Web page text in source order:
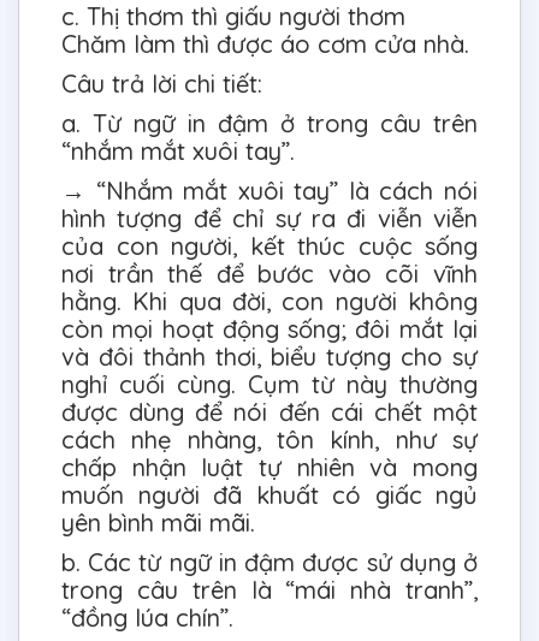
c. Thị thơm thì giấu người thơm
Chăm làm thì được áo cơm cửa nhà.
Câu trả lời chi tiết:
a. Từ ngữ in đậm ở trong câu trên
“nhắm mắt xuôi tay”.
→ “Nhắm mắt xuôi tay” là cách nói
hình tượng để chỉ sự ra đi viễn viễn
của con người, kết thúc cuộc sống
nơi trần thế để bước vào cõi vĩnh
hằng. Khi qua đời, con người không
còn mọi hoạt động sống; đôi mắt lại
và đôi thảnh thơi, biểu tượng cho sự
nghỉ cuối cùng. Cụm từ này thường
được dùng để nói đến cái chết một
cách nhẹ nhàng, tôn kính, như sự
chấp nhận luật tự nhiên và mong
muốn người đã khuất có giấc ngủ
yên bình mãi mãi.
b. Các từ ngữ in đậm được sử dụng ở
trong câu trên là “mái nhà tranh”,
“đồng lúa chín”.